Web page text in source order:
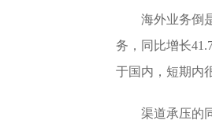
海外业务倒
务，同比增长
于国内，短期内
渠道承压的